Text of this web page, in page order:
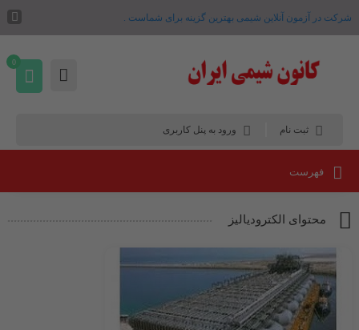
شرکت در آزمون آنلاین شیمی بهترین گزینه برای شماست .
ثبت نام ورود به پنل کاربری
0
فهرست
محتوای الکترودیالیز